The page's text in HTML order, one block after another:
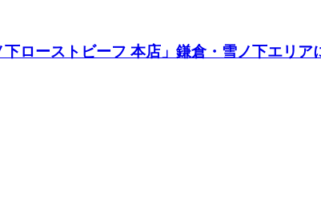
ローストビーフ 本店」鎌倉・雪ノ下エリア